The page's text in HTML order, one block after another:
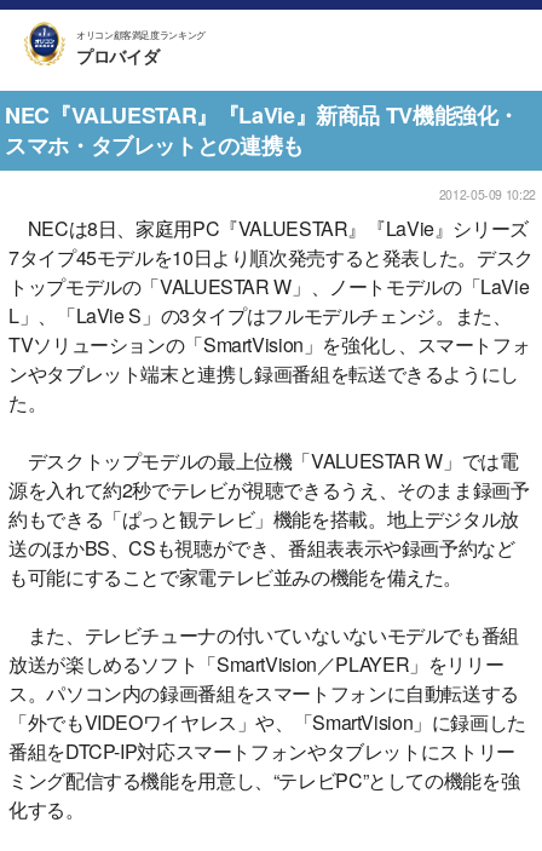
オリコン顧客満足度ランキング
プロバイダ
NEC『VALUESTAR』『LaVie』新商品 TV機能強化・
スマホ・タブレットとの連携も
2012-05-09 10:22
NECは8日、家庭用PC『VALUESTAR』『LaVie』シリーズ
7タイプ45モデルを10日より順次発売すると発表した。デスク
トップモデルの「VALUESTAR W」、ノートモデルの「LaVie
L」、「LaVie S」の3タイプはフルモデルチェンジ。また、
TVソリューションの「SmartVision」を強化し、スマートフォ
ンやタブレット端末と連携し録画番組を転送できるようにし
た。
デスクトップモデルの最上位機「VALUESTAR W」では電
源を入れて約2秒でテレビが視聴できるうえ、そのまま録画予
約もできる「ぱっと観テレビ」機能を搭載。地上デジタル放
送のほかBS、CSも視聴ができ、番組表表示や録画予約など
も可能にすることで家電テレビ並みの機能を備えた。
また、テレビチューナの付いていないないモデルでも番組
放送が楽しめるソフト「SmartVision／PLAYER」をリリー
ス。パソコン内の録画番組をスマートフォンに自動転送する
「外でもVIDEOワイヤレス」や、「SmartVision」に録画した
番組をDTCP-IP対応スマートフォンやタブレットにストリー
ミング配信する機能を用意し、“テレビPC”としての機能を強
化する。